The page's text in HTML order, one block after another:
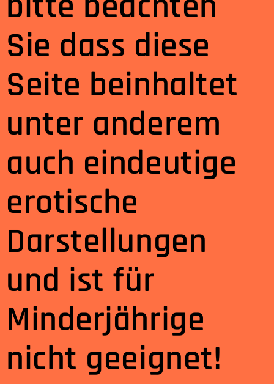
Sie dass diese
Seite beinhaltet
unter anderem
auch eindeutige
erotische
Darstellungen
und ist für
Minderjährige
nicht geeignet!